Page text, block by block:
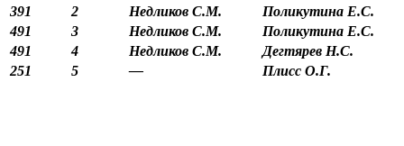
391
2 Недликов С.М.
Поликутина Е.С.
491
3 Недликов С.М.
Поликутина Е.С.
491
4 Недликов С.М.
Дегтярев Н.С.
251
5 — Плисс О.Г.